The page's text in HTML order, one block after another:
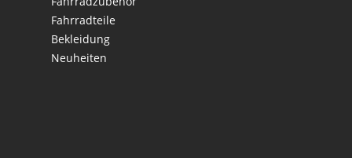
Fahrradteile
Bekleidung
Neuheiten